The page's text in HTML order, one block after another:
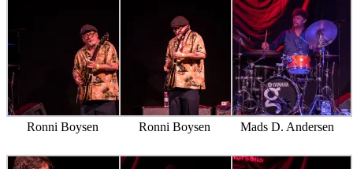
Ronni Boysen Ronni Boysen Mads D. Andersen